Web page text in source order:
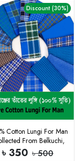
Discount (30%)
Cotton Lungi For Man
From Belkuchi,
Sirajgonj)
৳ 350 ৳ 500